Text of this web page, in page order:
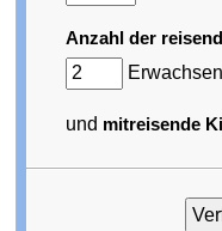
Anzahl der
und mitreisende